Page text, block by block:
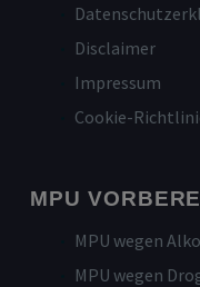
Disclaimer
Impressum
Cookie-
MPU
MPU wegen
MPU wegen